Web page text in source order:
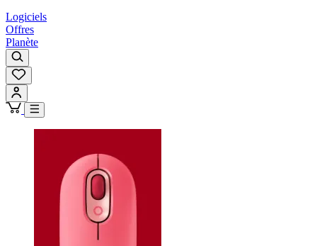
Logiciels
Offres
Planète